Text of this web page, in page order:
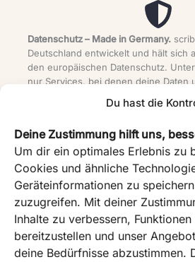
Du hast die
Deine Zustimmung hilft uns,
Um dir ein optimales Erlebnis zu
Cookies und ähnliche
Geräteinformationen zu
zuzugreifen. Mit deiner
Inhalte zu verbessern,
bereitzustellen und unser
deine Bedürfnisse abzustimmen.
Datenschutz – Made in Germany.
Deutschland entwickelt und hält sich
den europäischen Datenschutz.
nur Services, bei denen deine Daten
Datenschutzbedingungen.